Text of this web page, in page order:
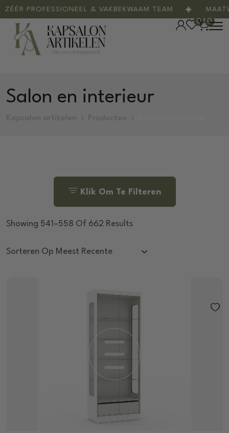
PROFESSIONEEL & VAKBEKWAAM TEAM MAATWERK
0 0
Salon en interieur
Kapsalon artikelen Producten
Klik Om Te Filteren
Showing 541–558 Of 662 Results